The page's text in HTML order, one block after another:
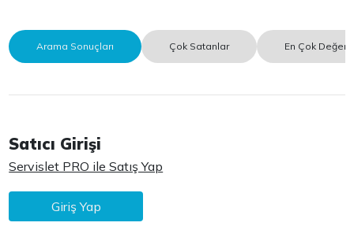
Arama Sonuçları Çok Satanlar En Çok
Satıcı Girişi
Servislet PRO ile Satış Yap
Giriş Yap